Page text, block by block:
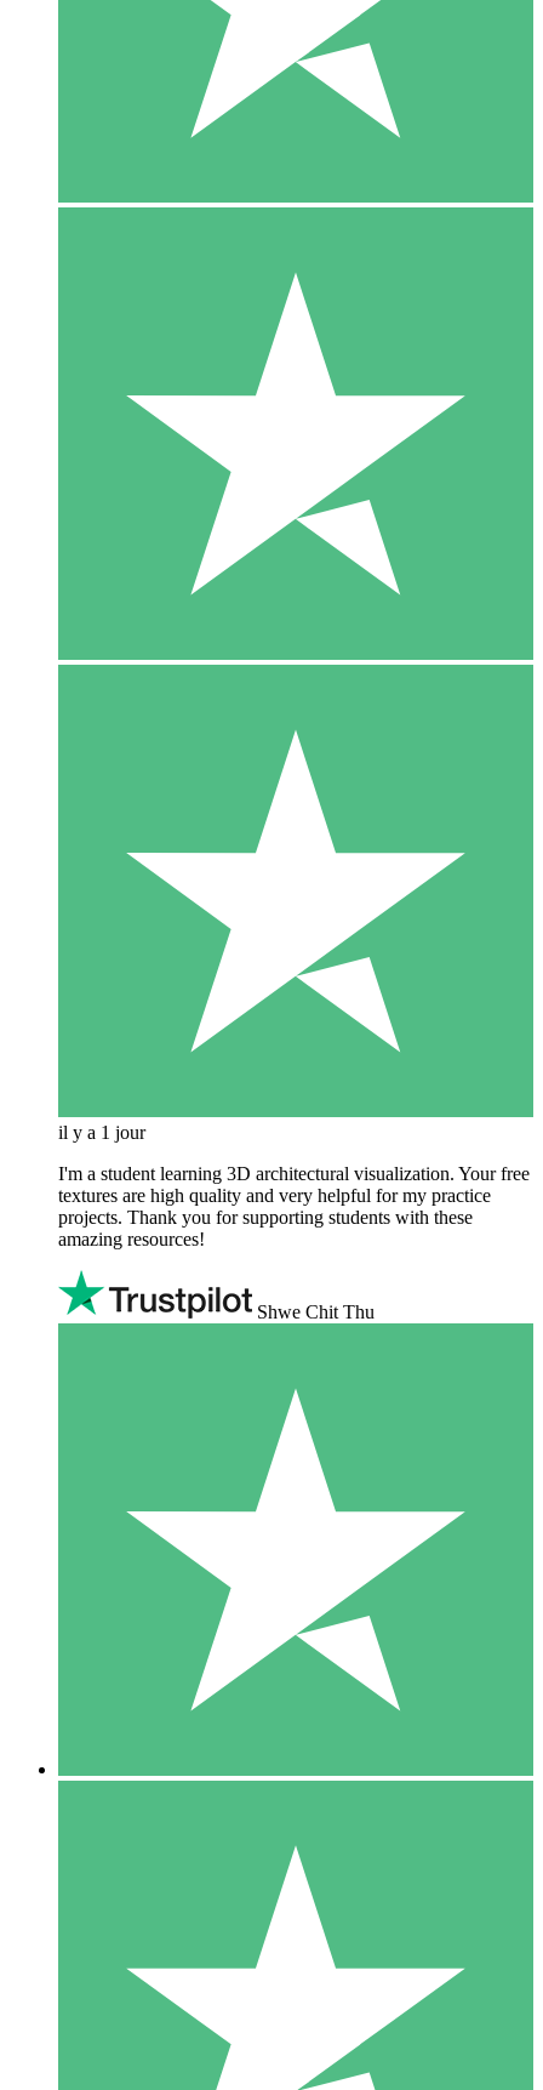
il y a 1 jour
I'm a student learning 3D architectural visualization. Your free
textures are high quality and very helpful for my practice
projects. Thank you for supporting students with these
amazing resources!
Shwe Chit Thu